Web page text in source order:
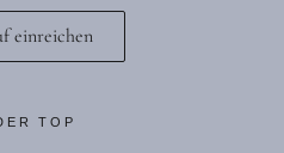
einreichen
TOP